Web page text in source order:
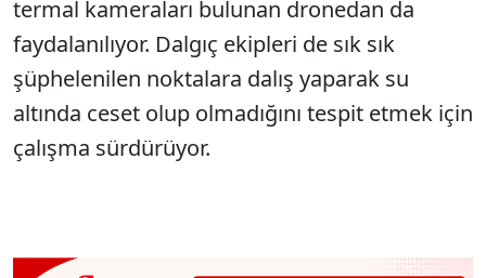
termal kameraları bulunan dronedan da
faydalanılıyor. Dalgıç ekipleri de sık sık
şüphelenilen noktalara dalış yaparak su
altında ceset olup olmadığını tespit etmek için
çalışma sürdürüyor.